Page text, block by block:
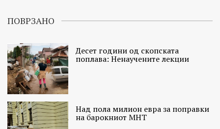
ПОВРЗАНО
Десет години од скопската
поплава: Ненаучените лекции
Над пола милион евра за поправки
на барокниот МНТ